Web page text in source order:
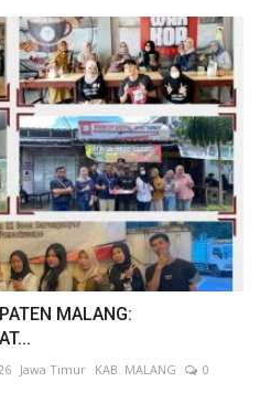
MALANG:
Jawa Timur KAB. MALANG
0